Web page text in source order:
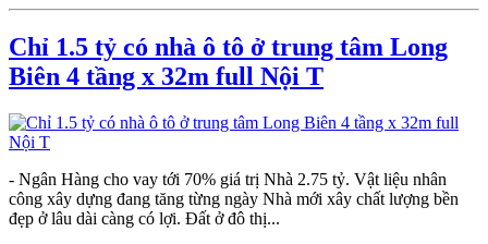
Chỉ 1.5 tỷ có nhà ô tô ở trung tâm Long
Biên 4 tầng x 32m full Nội T
- Ngân Hàng cho vay tới 70% giá trị Nhà 2.75 tỷ. Vật liệu nhân
công xây dựng đang tăng từng ngày Nhà mới xây chất lượng bền
đẹp ở lâu dài càng có lợi. Đất ở đô thị...